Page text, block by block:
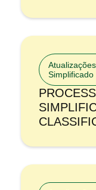
Simplificado